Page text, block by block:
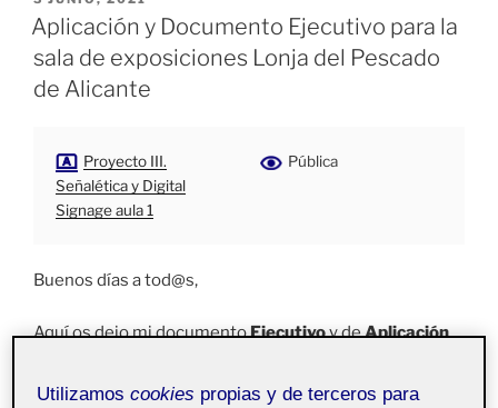
EL
Aplicación y Documento Ejecutivo para la
sala de exposiciones Lonja del Pescado
de Alicante
Proyecto III.
Señalética y Digital
Signage aula 1
Pública
Buenos días a tod@s,
Aquí os dejo mi documentoEjecutivoy deAplicación
exposicionesLonja del Pescado de Alicante.
Utilizamoscookies propias y de terceros para